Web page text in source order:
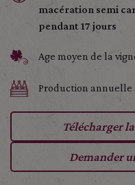
macération semi
pendant 17 jours
Age moyen de la
Production annuelle :
Télécharger
Demander